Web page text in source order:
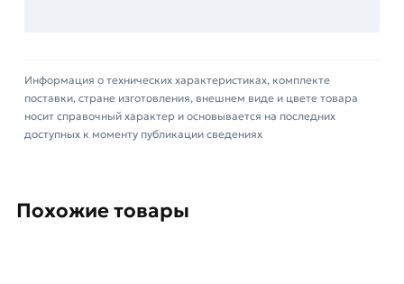
Информация о технических характеристиках, комплекте
поставки, стране изготовления, внешнем виде и цвете товара
носит справочный характер и основывается на последних
доступных к моменту публикации сведениях
Похожие товары